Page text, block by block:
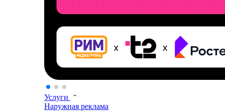
Услуги
Наружная реклама